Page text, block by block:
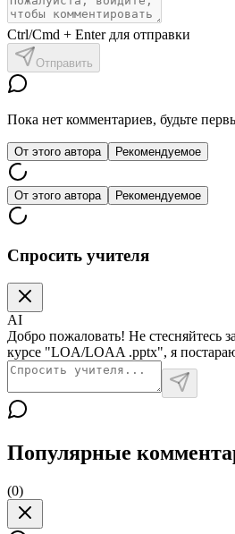
Ctrl/Cmd + Enter для отправки
Отправить
Пока нет комментариев, будьте
От этого автора Рекомендуемое
От этого автора Рекомендуемое
Спросить учителя
AI
Добро пожаловать! Не стесняйтесь
курсе "LOA/LOAA .pptx", я
Популярные
(0)